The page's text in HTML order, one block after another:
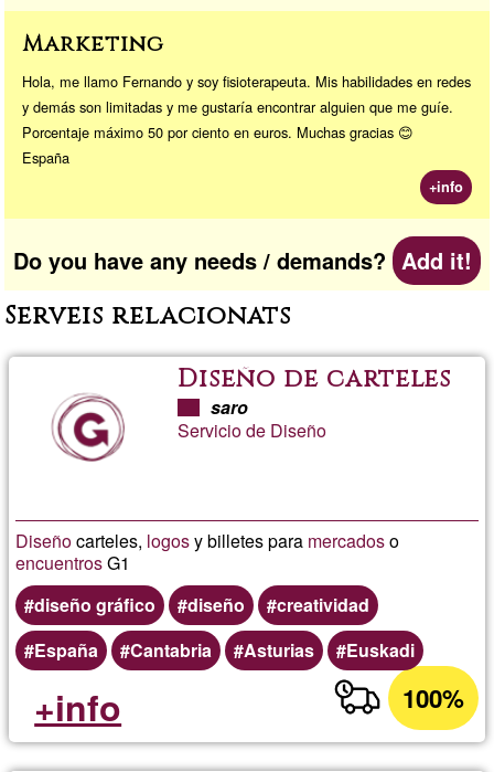
Marketing
Hola, me llamo Fernando y soy fisioterapeuta. Mis habilidades en redes
y demás son limitadas y me gustaría encontrar alguien que me guíe.
Porcentaje máximo 50 por ciento en euros. Muchas gracias 😊
España
+info
Do you have any needs / demands? Add it!
Serveis relacionats
Diseño de carteles
saro
Servicio de Diseño
Diseñocarteles, logosy billetes para mercadoso
encuentrosG1
diseño gráfico
diseño
creatividad
España
Cantabria Asturias Euskadi
100%
+info